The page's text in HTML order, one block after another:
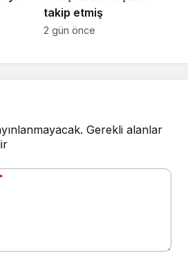
takip etmiş
2 gün önce
Gerekli alanlar
*